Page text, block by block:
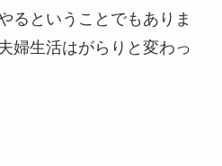
るということでもありま
婦生活はがらりと変わっ